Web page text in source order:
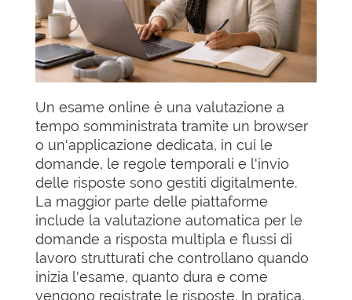
Un esame online è una valutazione a
tempo somministrata tramite un browser
o un'applicazione dedicata, in cui le
domande, le regole temporali e l'invio
delle risposte sono gestiti digitalmente.
La maggior parte delle piattaforme
include la valutazione automatica per le
domande a risposta multipla e flussi di
lavoro strutturati che controllano quando
inizia l'esame, quanto dura e come
vengono registrate le risposte. In pratica,